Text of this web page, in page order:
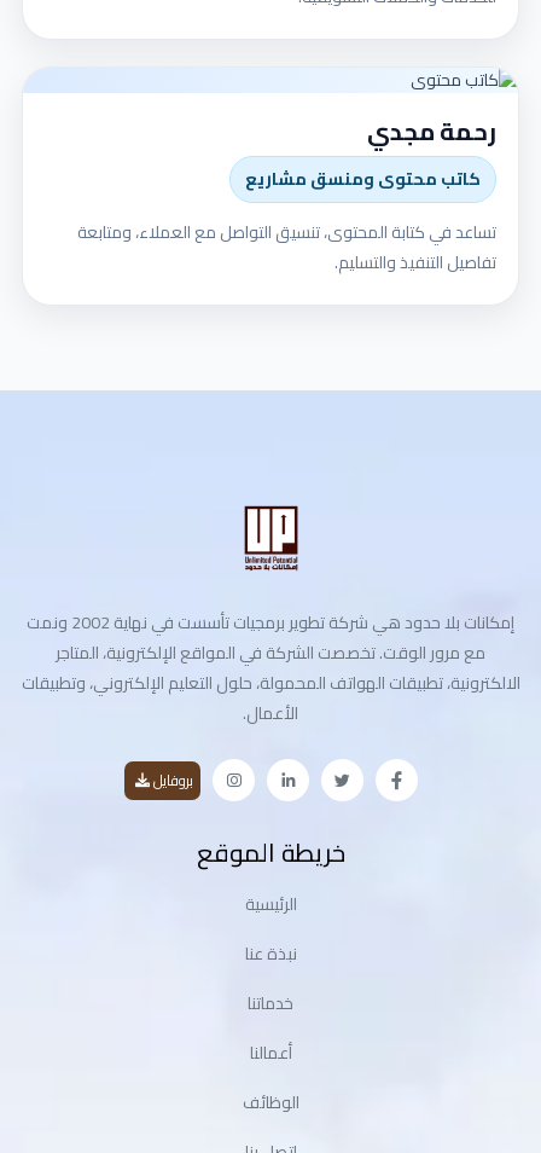
رحمة مجدي
كاتب محتوى ومنسق مشاريع
تساعد في كتابة المحتوى، تنسيق التواصل مع العملاء، ومتابعة
تفاصيل التنفيذ والتسليم.
إمكانات بلا حدود هي شركة تطوير برمجيات تأسست في نهاية 2002 ونمت
مع مرور الوقت. تخصصت الشركة في المواقع الإلكترونية، المتاجر
الالكترونية، تطبيقات الهواتف المحمولة، حلول التعليم الإلكتروني، وتطبيقات
الأعمال.
بروفايل
خريطة الموقع
الرئيسية
نبذة عنا
خدماتنا
أعمالنا
الوظائف